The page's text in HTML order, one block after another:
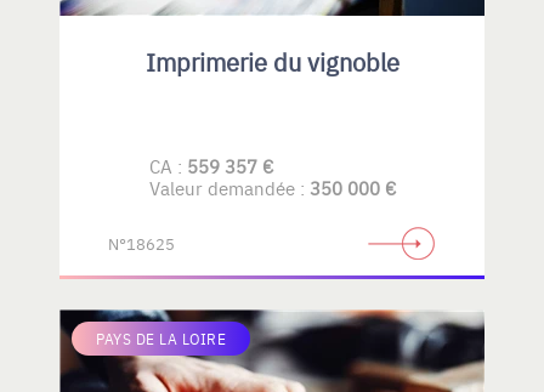
Imprimerie du vignoble
CA : 559 357 €
Valeur demandée : 350 000 €
N°18625
PAYS DE LA LOIRE